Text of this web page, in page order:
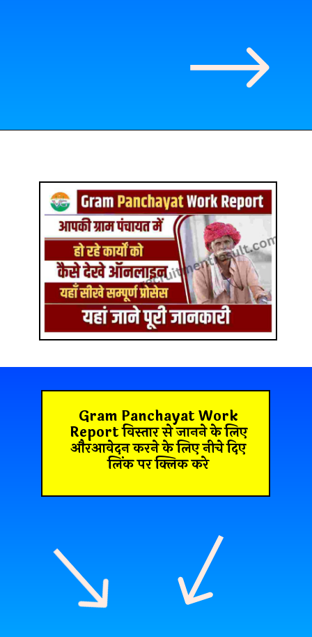
Gram Panchayat Work
Report विस्तार से जानने के लिए
औरआवेदन करने के लिए नीचे दिए
लिंक पर क्लिक करे